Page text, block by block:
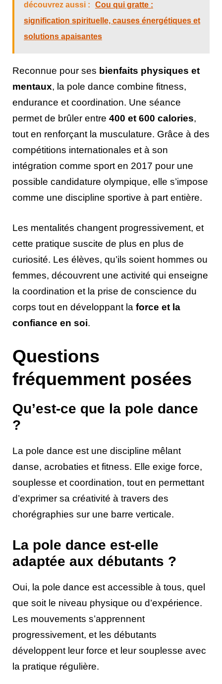
découvrez aussi :
Cou qui gratte :
signification spirituelle, causes énergétiques et
solutions apaisantes
Reconnue pour ses bienfaits physiques et
mentaux, la pole dance combine fitness,
endurance et coordination. Une séance
permet de brûler entre 400 et 600 calories,
tout en renforçant la musculature. Grâce à des
compétitions internationales et à son
intégration comme sport en 2017 pour une
possible candidature olympique, elle s’impose
comme une discipline sportive à part entière.
Les mentalités changent progressivement, et
cette pratique suscite de plus en plus de
curiosité. Les élèves, qu’ils soient hommes ou
femmes, découvrent une activité qui enseigne
la coordination et la prise de conscience du
corps tout en développant la force et la
confiance en soi.
Questions
fréquemment posées
Qu’est-ce que la pole dance
?
La pole dance est une discipline mêlant
danse, acrobaties et fitness. Elle exige force,
souplesse et coordination, tout en permettant
d’exprimer sa créativité à travers des
chorégraphies sur une barre verticale.
La pole dance est-elle
adaptée aux débutants ?
Oui, la pole dance est accessible à tous, quel
que soit le niveau physique ou d’expérience.
Les mouvements s’apprennent
progressivement, et les débutants
développent leur force et leur souplesse avec
la pratique régulière.